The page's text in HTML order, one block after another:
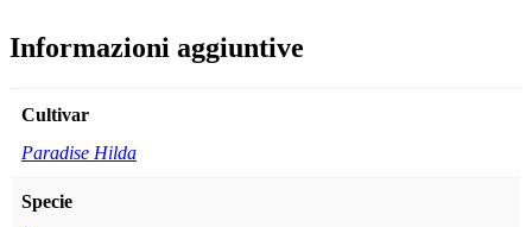
Informazioni aggiuntive
Cultivar
Paradise Hilda
Specie